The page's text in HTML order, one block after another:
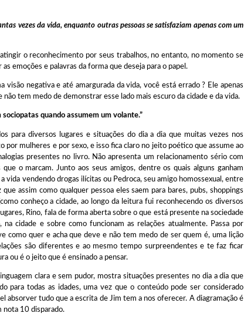
vezes da vida, enquanto outras pessoas se satisfaziam apenas com um
o reconhecimento por seus trabalhos, no entanto, no momento se
emoções e palavras da forma que deseja para o papel.
negativa e até amargurada da vida, você está errado ? Ele apenas
tem medo de demonstrar esse lado mais escuro da cidade e da vida.
quando assumem um volante.”
diversos lugares e situações do dia a dia que muitas vezes nos
por mulheres e por sexo, e isso fica claro no jeito poético que assume ao
presentes no livro. Não apresenta um relacionamento sério com
o marcam. Junto aos seus amigos, dentre os quais alguns ganham
vida vendendo drogas ilícitas ou Pedroca, seu amigo homossexual, entre
assim como qualquer pessoa eles saem para bares, pubs, shoppings
conheço a cidade, ao longo da leitura fui reconhecendo os diversos
Rino, fala de forma aberta sobre o que está presente na sociedade
cidade e sobre como funcionam as relações atualmente. Passa por
como quer e acha que deve e não tem medo de ser quem é, uma lição
são diferentes e ao mesmo tempo surpreendentes e te faz ficar
ou é o jeito que é ensinado a pensar.
clara e sem pudor, mostra situações presentes no dia a dia que
para todas as idades, uma vez que o conteúdo pode ser considerado
absorver tudo que a escrita de Jim tem a nos oferecer. A diagramação é
nota 10 disparado.